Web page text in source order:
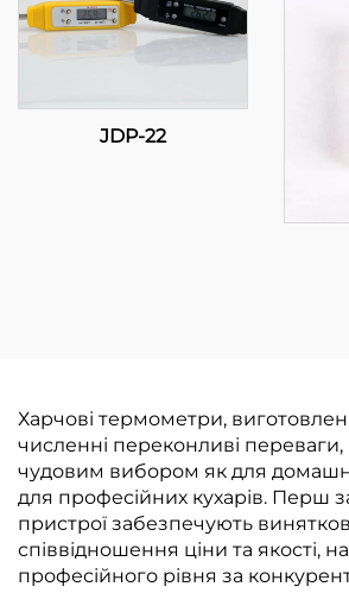
комерційних
застосунків
JDP-22
Харчові термометри,
численні переконливі переваги,
чудовим вибором як для
для професійних кухарів. Перш
пристрої забезпечують
співвідношення ціни та якості,
професійного рівня за